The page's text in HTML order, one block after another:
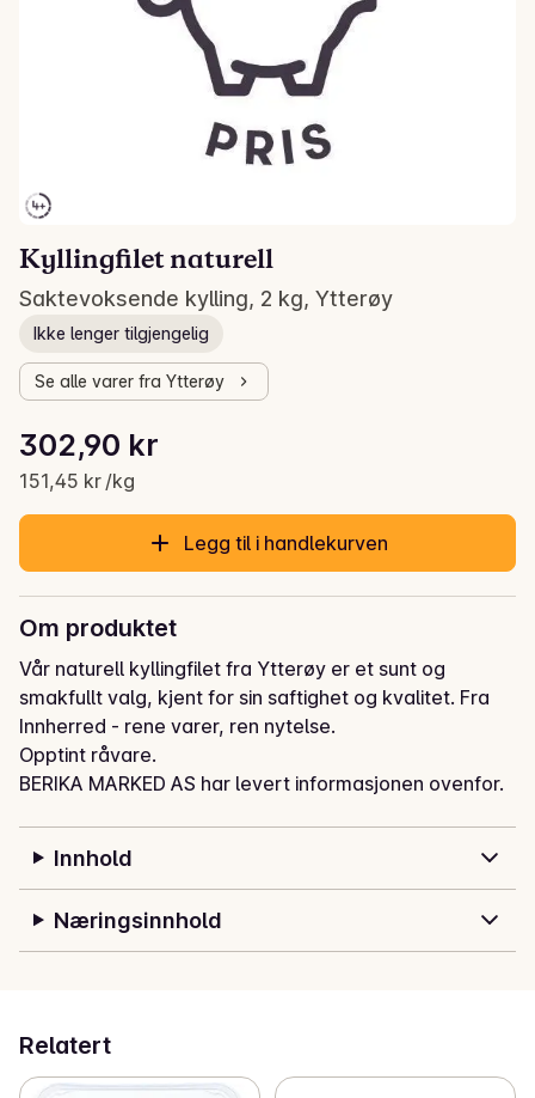
Kyllingfilet naturell
Saktevoksende kylling, 2 kg, Ytterøy
Ikke lenger tilgjengelig
Se alle varer fra Ytterøy
Gjeldende pris er: 302,90 kr
302,90 kr
151,45 kr /kg
Stykkpris: 151,45 kr /kg
Legg til i handlekurven
Om produktet
Vår naturell kyllingfilet fra Ytterøy er et sunt og
smakfullt valg, kjent for sin saftighet og kvalitet. Fra
Innherred - rene varer, ren nytelse.
Opptint råvare.
BERIKA MARKED AS har levert informasjonen ovenfor.
Innhold
Næringsinnhold
Relatert